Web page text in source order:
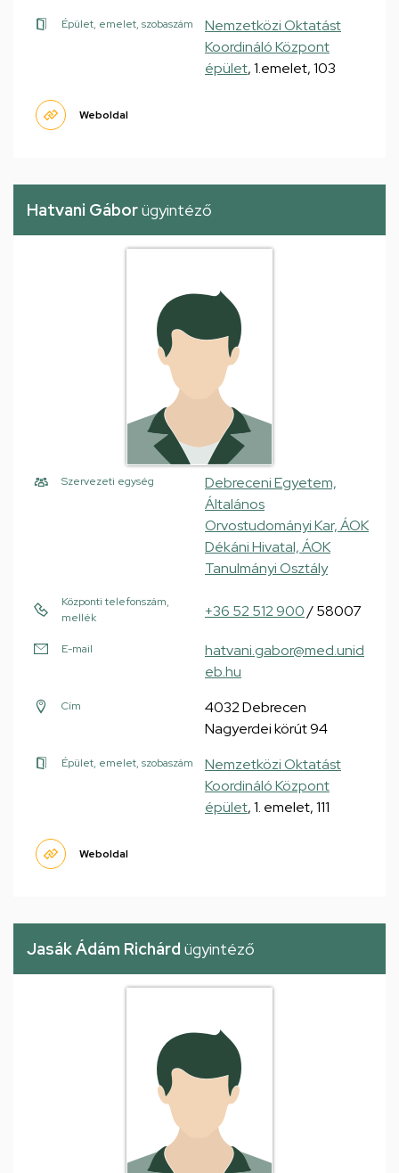
Épület, emelet, szobaszám
Nemzetközi Oktatást
Koordináló Központ
épület, 1.emelet, 103
Weboldal
Hatvani Gáborügyintéző
Szervezeti egység
Debreceni Egyetem,
Általános
Orvostudományi Kar, ÁOK
Dékáni Hivatal, ÁOK
Tanulmányi Osztály
Központi telefonszám,
mellék
+36 52 512 900/ 58007
E-mail
hatvani.gabor@med.unid
eb.hu
Cím
4032 Debrecen
Nagyerdei körút 94
Épület, emelet, szobaszám
Nemzetközi Oktatást
Koordináló Központ
épület, 1. emelet, 111
Weboldal
Jasák Ádám Richárd ügyintéző